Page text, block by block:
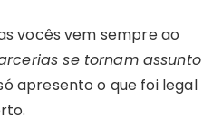
vocês vem sempre ao
se tornam assunto
só apresento o que foi legal